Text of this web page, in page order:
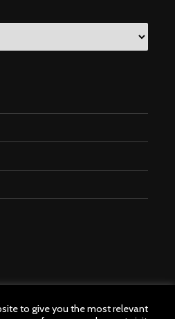
to give you the most relevant